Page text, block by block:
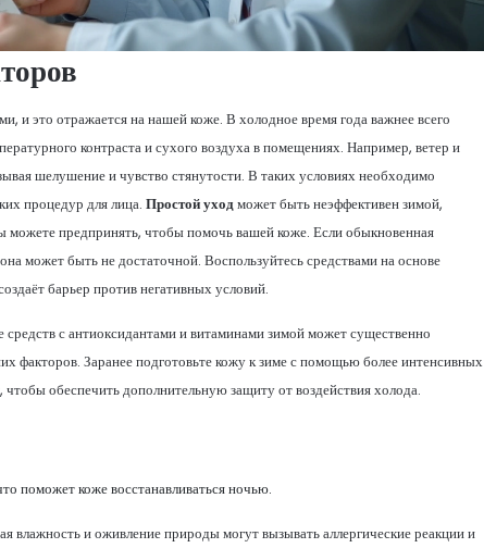
и это отражается на нашей коже. В холодное время года важнее всего
контраста и сухого воздуха в помещениях. Например, ветер и
шелушение и чувство стянутости. В таких условиях необходимо
процедур для лица. Простой уходможет быть неэффективен зимой,
можете предпринять, чтобы помочь вашей коже. Если обыкновенная
может быть не достаточной. Воспользуйтесь средствами на основе
барьер против негативных условий.
с антиоксидантами и витаминами зимой может существенно
факторов. Заранее подготовьте кожу к зиме с помощью более интенсивных
обеспечить дополнительную защиту от воздействия холода.
поможет коже восстанавливаться ночью.
влажность и оживление природы могут вызывать аллергические реакции и